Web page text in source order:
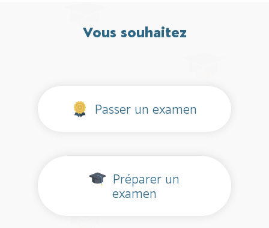
Vous souhaitez
Passer un examen
Préparer un
examen